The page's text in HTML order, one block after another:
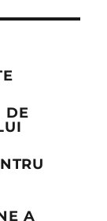
DE
A